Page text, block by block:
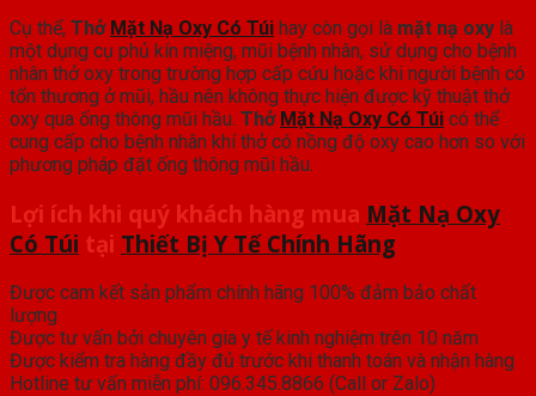
Cụ thể, Thở Mặt Nạ Oxy Có Túi hay còn gọi là mặt nạ oxy là
một dụng cụ phủ kín miệng, mũi bệnh nhân, sử dụng cho bệnh
nhân thở oxy trong trường hợp cấp cứu hoặc khi người bệnh có
tổn thương ở mũi, hầu nên không thực hiện được kỹ thuật thở
oxy qua ống thông mũi hầu. Thở Mặt Nạ Oxy Có Túi có thể
cung cấp cho bệnh nhân khí thở có nồng độ oxy cao hơn so với
phương pháp đặt ống thông mũi hầu.
Lợi ích khi quý khách hàng mua Mặt Nạ Oxy
Có Túi tại Thiết Bị Y Tế Chính Hãng
Được cam kết sản phẩm chính hãng 100% đảm bảo chất
lượng
Được tư vấn bởi chuyên gia y tế kinh nghiệm trên 10 năm
Được kiểm tra hàng đầy đủ trước khi thanh toán và nhận hàng
Hotline tư vấn miễn phí: 096.345.8866 (Call or Zalo)